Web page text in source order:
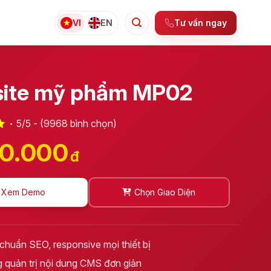
VI EN Tư vấn ngay
mỹ phẩm MP02
5/5 - (9968 bình chọn)
đ
Xem Demo Chọn Giao Diện
SEO, responsive mọi thiết bị
quản trị nội dung CMS đơn giản